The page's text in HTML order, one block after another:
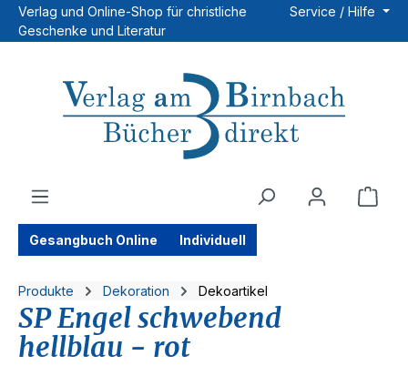
Zum Hauptinhalt springen
Verlag und Online-Shop für christliche
Geschenke und Literatur
Service / Hilfe
Gesangbuch Online Individuell
Produkte Dekoration Dekoartikel
SP Engel schwebend
hellblau - rot